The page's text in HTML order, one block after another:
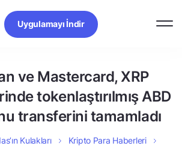
Uygulamayı İndir
ve Mastercard, XRP
tokenlaştırılmış ABD
transferini tamamladı
Kulakları
Kripto Para Haberleri